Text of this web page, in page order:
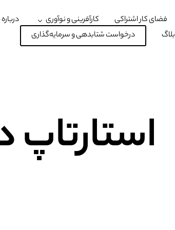
فضای کار اشتراکی کارآفرینی و نوآوری
بلاگ درخواست شتابدهی و سرمایه‌گذاری